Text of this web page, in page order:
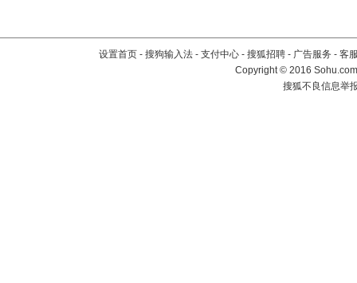
设置首页 - 搜狗输入法 - 支付中心 - 搜狐招聘 - 广告服务 - 客
Copyright©2016
搜狐不良信息举